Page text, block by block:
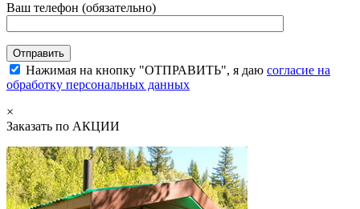
Ваш телефон (обязательно)
Нажимая на кнопку "ОТПРАВИТЬ", я даю согласие на
обработку персональных данных
×
Заказать по АКЦИИ